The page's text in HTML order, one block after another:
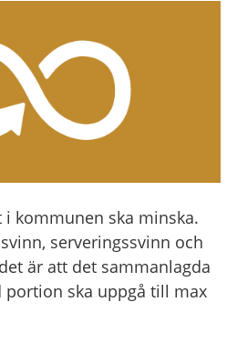
i kommunen ska minska.
serveringssvinn och
är att det sammanlagda
portion ska uppgå till max